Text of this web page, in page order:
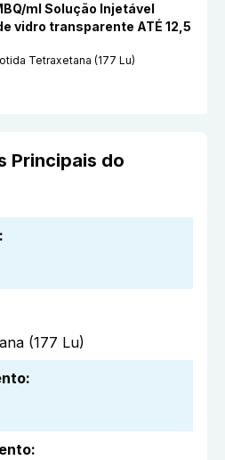
ml Solução Injetável
vidro transparente ATÉ 12,5
Tetraxetana (177 Lu)
Principais do
:
(177 Lu)
:
: